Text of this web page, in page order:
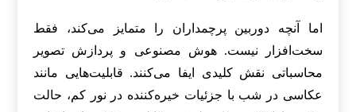
اما آنچه دوربین پرچمداران را متمایز می‌کند، فقط
سخت‌افزار نیست. هوش مصنوعی و پردازش تصویر
محاسباتی نقش کلیدی ایفا می‌کنند. قابلیت‌هایی مانند
عکاسی در شب با جزئیات خیره‌کننده در نور کم، حالت